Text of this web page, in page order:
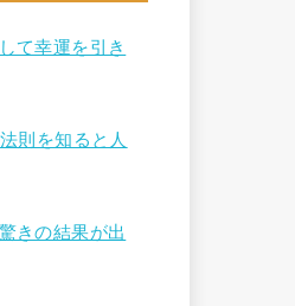
て幸運を引き
則を知ると人
きの結果が出